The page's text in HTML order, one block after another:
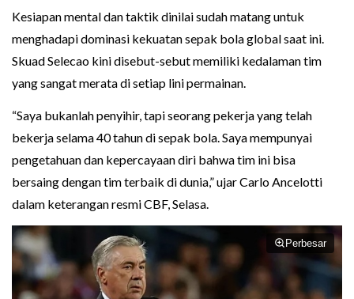
Kesiapan mental dan taktik dinilai sudah matang untuk
menghadapi dominasi kekuatan sepak bola global saat ini.
Skuad Selecao kini disebut-sebut memiliki kedalaman tim
yang sangat merata di setiap lini permainan.
“Saya bukanlah penyihir, tapi seorang pekerja yang telah
bekerja selama 40 tahun di sepak bola. Saya mempunyai
pengetahuan dan kepercayaan diri bahwa tim ini bisa
bersaing dengan tim terbaik di dunia,” ujar Carlo Ancelotti
dalam keterangan resmi CBF, Selasa.
Perbesar